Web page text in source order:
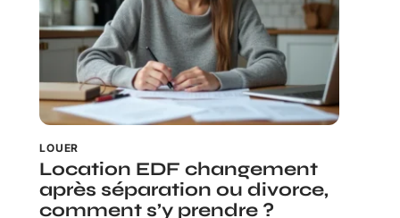
LOUER
Location EDF changement
après séparation ou divorce,
comment s’y prendre ?